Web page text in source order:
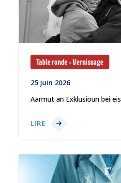
Table ronde - Vernissage
25 juin 2026
Aarmut an Exklusioun bei eis
LIRE